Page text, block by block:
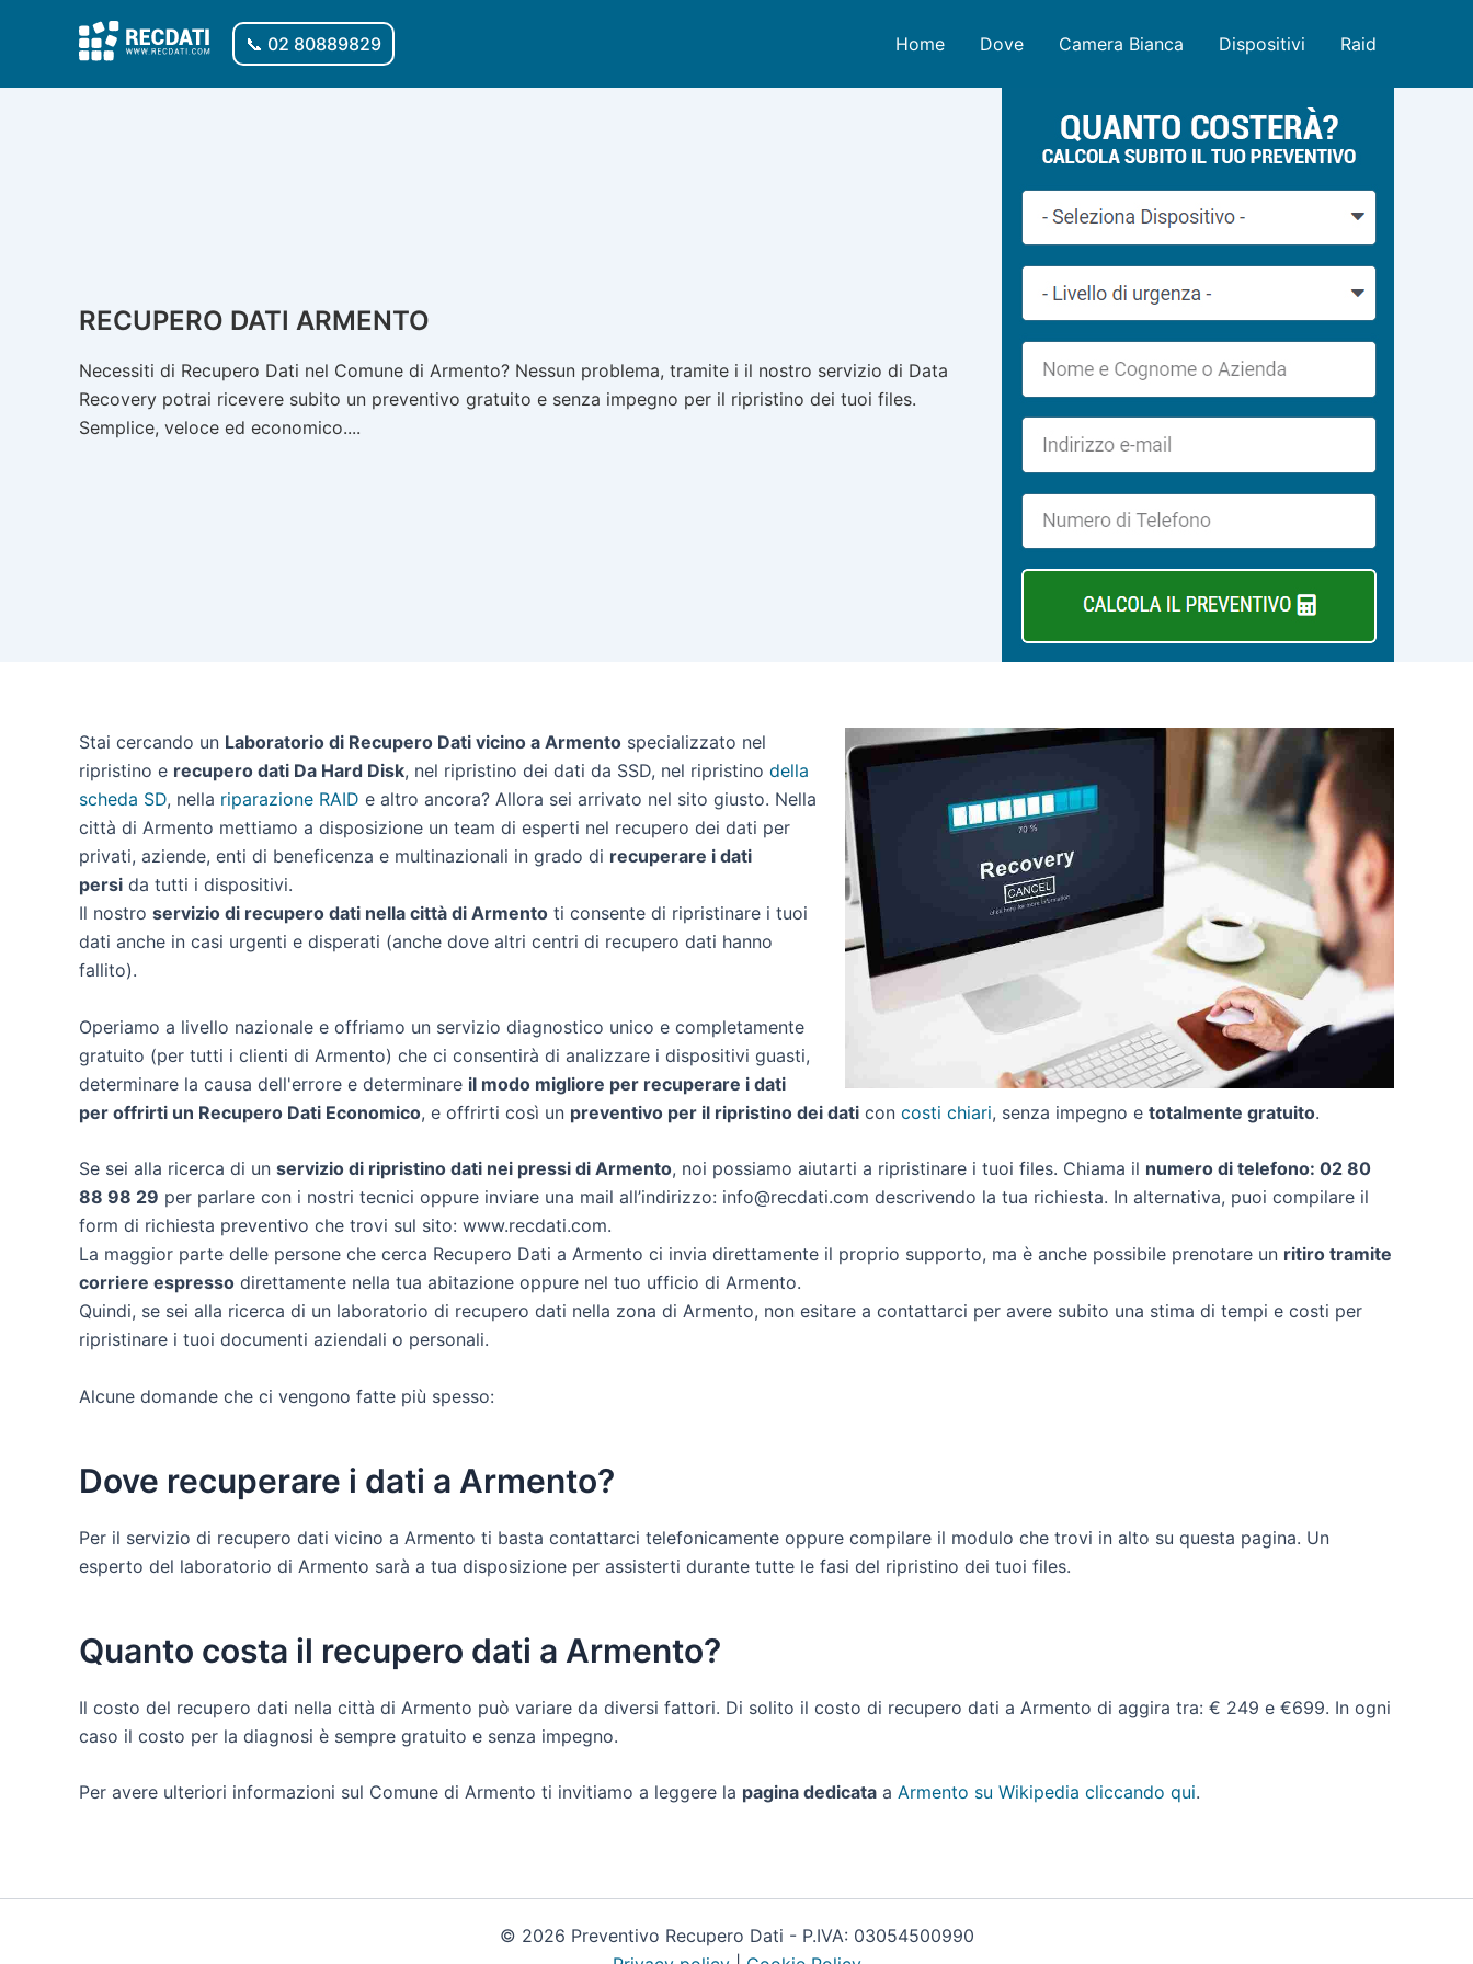
📞 02 80889829 Home Dove Camera Bianca Dispositivi Raid
RECUPERO DATI ARMENTO
Necessiti di Recupero Dati nel Comune di Armento? Nessun problema, tramite i il nostro servizio di Data
Recovery potrai ricevere subito un preventivo gratuito e senza impegno per il ripristino dei tuoi files.
Semplice, veloce ed economico....
Stai cercando un Laboratorio di Recupero Dati vicino a Armento specializzato nel
ripristino e recupero dati Da Hard Disk, nel ripristino dei dati da SSD, nel ripristino della
scheda SD, nella riparazione RAID e altro ancora? Allora sei arrivato nel sito giusto. Nella
città di Armento mettiamo a disposizione un team di esperti nel recupero dei dati per
privati, aziende, enti di beneficenza e multinazionali in grado di recuperare i dati
persi da tutti i dispositivi.
Il nostro servizio di recupero dati nella città di Armento ti consente di ripristinare i tuoi
dati anche in casi urgenti e disperati (anche dove altri centri di recupero dati hanno
fallito).
Operiamo a livello nazionale e offriamo un servizio diagnostico unico e completamente
gratuito (per tutti i clienti di Armento) che ci consentirà di analizzare i dispositivi guasti,
determinare la causa dell'errore e determinare il modo migliore per recuperare i dati
per offrirti un Recupero Dati Economico, e offrirti così un preventivo per il ripristino dei dati con costi chiari, senza impegno e totalmente gratuito.
Se sei alla ricerca di un servizio di ripristino dati nei pressi di Armento, noi possiamo aiutarti a ripristinare i tuoi files. Chiama il numero di telefono: 02 80
88 98 29 per parlare con i nostri tecnici oppure inviare una mail all’indirizzo: info@recdati.com descrivendo la tua richiesta. In alternativa, puoi compilare il
form di richiesta preventivo che trovi sul sito: www.recdati.com.
La maggior parte delle persone che cerca Recupero Dati a Armento ci invia direttamente il proprio supporto, ma è anche possibile prenotare un ritiro tramite
corriere espresso direttamente nella tua abitazione oppure nel tuo ufficio di Armento.
Quindi, se sei alla ricerca di un laboratorio di recupero dati nella zona di Armento, non esitare a contattarci per avere subito una stima di tempi e costi per
ripristinare i tuoi documenti aziendali o personali.
Alcune domande che ci vengono fatte più spesso:
Dove recuperare i dati a Armento?
Per il servizio di recupero dati vicino a Armento ti basta contattarci telefonicamente oppure compilare il modulo che trovi in alto su questa pagina. Un
esperto del laboratorio di Armento sarà a tua disposizione per assisterti durante tutte le fasi del ripristino dei tuoi files.
Quanto costa il recupero dati a Armento?
Il costo del recupero dati nella città di Armento può variare da diversi fattori. Di solito il costo di recupero dati a Armento di aggira tra: € 249 e €699. In ogni
caso il costo per la diagnosi è sempre gratuito e senza impegno.
Per avere ulteriori informazioni sul Comune di Armento ti invitiamo a leggere la pagina dedicata a Armento su Wikipedia cliccando qui.
© 2026 Preventivo Recupero Dati - P.IVA: 03054500990